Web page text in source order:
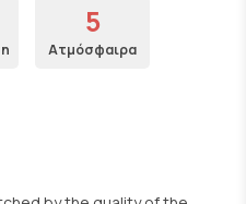
5
Ατμόσφαιρα